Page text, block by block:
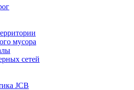
мусора
сетей
JCB